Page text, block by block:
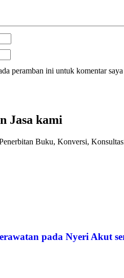
peramban ini untuk komentar
Jasa kami
Buku, Konversi,
pada Nyeri Akut